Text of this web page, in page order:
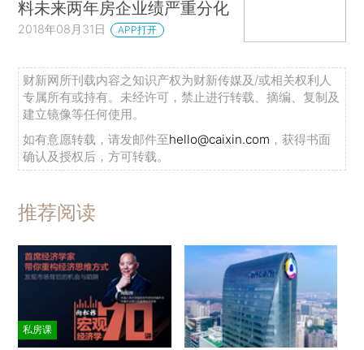
料未来两年房企业绩严重分化
2018年08月31日 APP打开
财新网所刊载内容之知识产权为财新传媒及/或相关权利人
专属所有或持有。未经许可，禁止进行转载、摘编、复制及
建立镜像等任何使用。
如有意愿转载，请发邮件至hello@caixin.com ，获得书面
确认及授权后，方可转载。
推荐阅读
私房课